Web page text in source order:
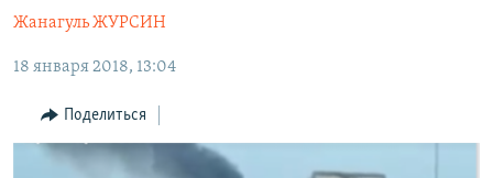
главной
навигации
Вернутся
поиску
ТАДЖИКИСТАН
ҚАЗАҚША
КЫРГЫЗЧА
ЎЗБЕКЧА
ТОҶИКӢ
Все сайты РСЕ/РС
Жанагуль ЖУРСИН
18 января 2018, 13:04
Поделиться